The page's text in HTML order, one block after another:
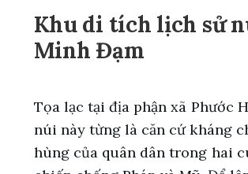
Khu di tích lịch sử
Minh Đạm
Tọa lạc tại địa phận xã Phước
núi này từng là căn cứ kháng
hùng của quân dân trong hai